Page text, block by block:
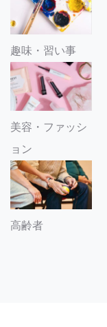
趣味・習い事
美容・ファッシ
ョン
高齢者